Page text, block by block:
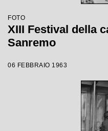
FOTO
XIII Festival della
Sanremo
06 FEBBRAIO 1963